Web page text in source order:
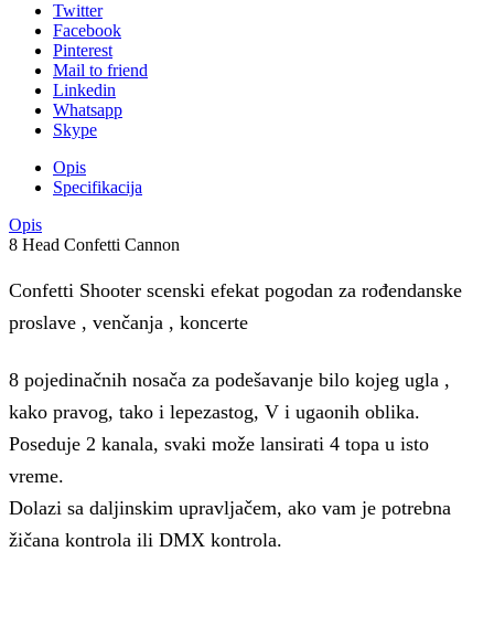
Twitter
Facebook
Pinterest
Mail to friend
Linkedin
Whatsapp
Skype
Opis
Specifikacija
Opis
8 Head Confetti Cannon
Confetti Shooter scenski efekat pogodan za rođendanske
proslave , venčanja , koncerte
8 pojedinačnih nosača za podešavanje bilo kojeg ugla ,
kako pravog, tako i lepezastog, V i ugaonih oblika.
Poseduje 2 kanala, svaki može lansirati 4 topa u isto
vreme.
Dolazi sa daljinskim upravljačem, ako vam je potrebna
žičana kontrola ili DMX kontrola.